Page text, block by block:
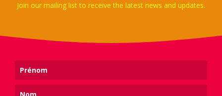
Join our mailing list to receive the latest news and updates.